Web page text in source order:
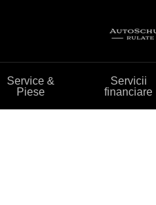
Service &
Piese
Servicii
financiare